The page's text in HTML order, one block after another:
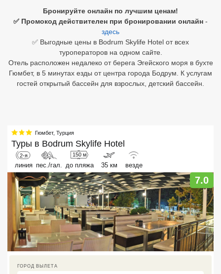
Бронируйте онлайн по лучшим ценам!
✅ Промокод действителен при бронировании онлайн -
здесь
✅ Выгодные цены в Bodrum Skylife Hotel от всех
туроператоров на одном сайте.
Отель расположен недалеко от берега Эгейского моря в бухте
Гюмбет, в 5 минутах езды от центра города Бодрум. К услугам
гостей открытый бассейн для взрослых, детский бассейн.
Гюмбет, Турция
Туры в Bodrum Skylife Hotel
2-я
линия пес./гал.
150 м
до пляжа 35 км везде
7.0
ГОРОД ВЫЛЕТА
Египет
Бали
Северный Гоа
Южный Гоа
Занзибар
Абхазия
Большой Сочи
Кав Мин Воды